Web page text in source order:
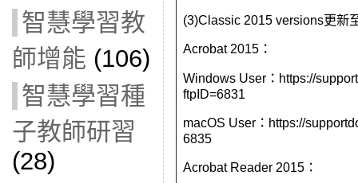
智慧學習教
師增能 (106)
智慧學習種
子教師研習
(28)
(3)Classic 2015 versions更新
Acrobat 2015：
Windows User：https://
ftpID=6831
macOS User：https://
6835
Acrobat Reader 2015：